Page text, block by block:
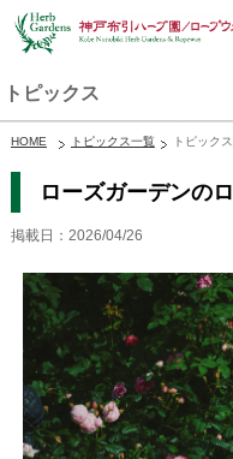
トピックス
HOME トピックス一覧 トピック
ローズガーデンの
掲載日：2026/04/26